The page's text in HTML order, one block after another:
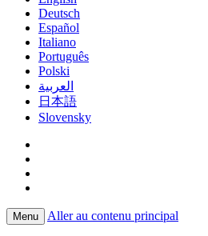
Deutsch
Español
Italiano
Português
Polski
العربية
日本語
Slovensky
Menu Aller au contenu principal